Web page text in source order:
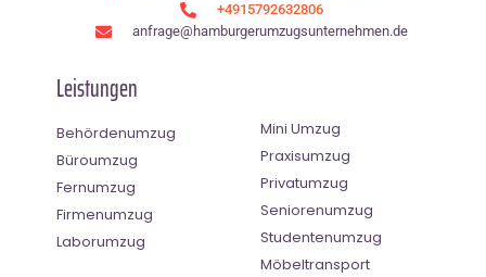
+4915792632806
anfrage@hamburgerumzugsunternehmen.de
Leistungen
Behördenumzug
Büroumzug
Fernumzug
Firmenumzug
Laborumzug
Mini Umzug
Praxisumzug
Privatumzug
Seniorenumzug
Studentenumzug
Möbeltransport